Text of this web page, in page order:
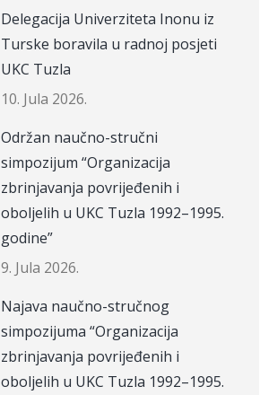
Delegacija Univerziteta Inonu iz
Turske boravila u radnoj posjeti
UKC Tuzla
10. Jula 2026.
Održan naučno-stručni
simpozijum “Organizacija
zbrinjavanja povrijeđenih i
oboljelih u UKC Tuzla 1992–1995.
godine”
9. Jula 2026.
Najava naučno-stručnog
simpozijuma “Organizacija
zbrinjavanja povrijeđenih i
oboljelih u UKC Tuzla 1992–1995.